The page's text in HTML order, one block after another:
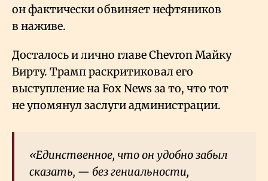
он фактически обвиняет нефтяников
в наживе.
Досталось и лично главе Chevron Майку
Вирту. Трамп раскритиковал его
выступление на Fox News за то, что тот
не упомянул заслуги администрации.
«Единственное, что он удобно забыл
сказать, — без гениальности,